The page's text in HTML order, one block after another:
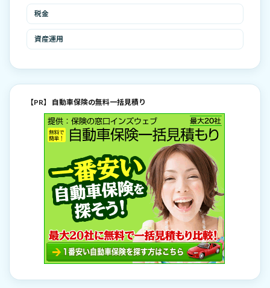
税金
資産運用
【PR】 自動車保険の無料一括見積り